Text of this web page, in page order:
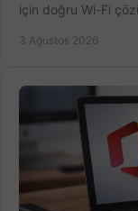
için doğru Wi-Fi
3 Ağustos 2026